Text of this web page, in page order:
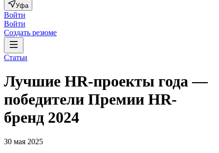
Уфа
Войти
Войти
Создать резюме
Статьи
Лучшие HR-проекты года —
победители Премии HR-
бренд 2024
30 мая 2025